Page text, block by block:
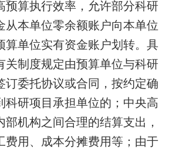
算执行效率，允许部分科研
从本单位零余额账户向本单位
算单位实有资金账户划转。具
关制度规定由预算单位与科研
订委托协议或合同，按约定确
科研项目承担单位的；中央高
部机构之间合理的结算支出，
费用、成本分摊费用等；由于